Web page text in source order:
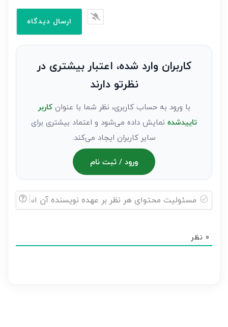
نظر
کاربران وارد شده، اعتبار بیشتری در
نظرتو دارند
با ورود به حساب کاربری، نظر شما با عنوانکاربر
تاییدشده نمایش داده می‌شود و اعتماد بیشتری برای
سایر کاربران ایجاد می‌کند.
ورود / ثبت نام
هر
0 نظر